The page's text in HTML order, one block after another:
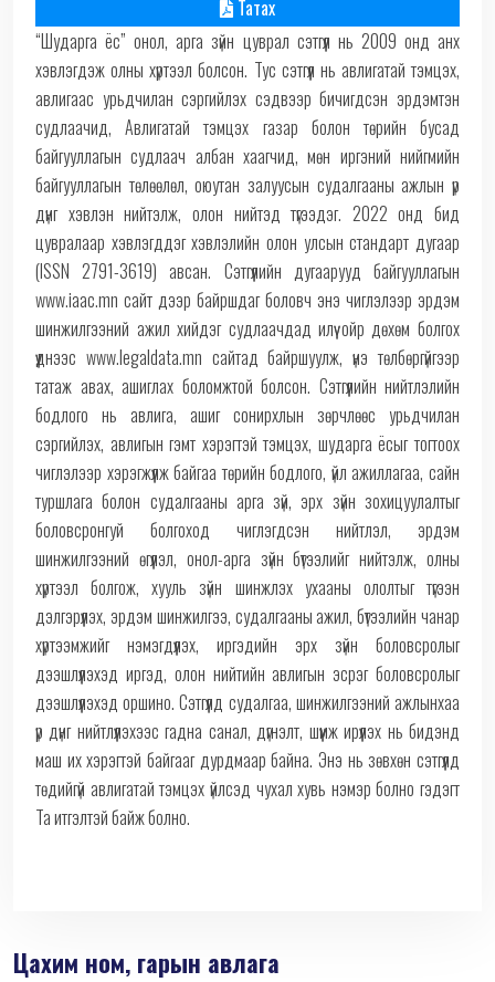
Татах
“Шударга ёс” онол, арга зүйн цуврал сэтгүүл нь 2009 онд анх
хэвлэгдэж олны хүртээл болсон. Тус сэтгүүл нь авлигатай тэмцэх,
авлигаас урьдчилан сэргийлэх сэдвээр бичигдсэн эрдэмтэн
судлаачид, Авлигатай тэмцэх газар болон төрийн бусад
байгууллагын судлаач албан хаагчид, мөн иргэний нийгмийн
байгууллагын төлөөлөл, оюутан залуусын судалгааны ажлын үр
дүнг хэвлэн нийтэлж, олон нийтэд түгээдэг. 2022 онд бид
цувралаар хэвлэгддэг хэвлэлийн олон улсын стандарт дугаар
(ISSN 2791-3619) авсан. Сэтгүүлийн дугаарууд байгууллагын
www.iaac.mn сайт дээр байршдаг боловч энэ чиглэлээр эрдэм
шинжилгээний ажил хийдэг судлаачдад илүү ойр дөхөм болгох
үүднээс www.legaldata.mn сайтад байршуулж, үнэ төлбөргүйгээр
татаж авах, ашиглах боломжтой болсон. Сэтгүүлийн нийтлэлийн
бодлого нь авлига, ашиг сонирхлын зөрчлөөс урьдчилан
сэргийлэх, авлигын гэмт хэрэгтэй тэмцэх, шударга ёсыг тогтоох
чиглэлээр хэрэгжүүлж байгаа төрийн бодлого, үйл ажиллагаа, сайн
туршлага болон судалгааны арга зүй, эрх зүйн зохицуулалтыг
боловсронгуй болгоход чиглэгдсэн нийтлэл, эрдэм
шинжилгээний өгүүлэл, онол-арга зүйн бүтээлийг нийтэлж, олны
хүртээл болгож, хууль зүйн шинжлэх ухааны ололтыг түгээн
дэлгэрүүлэх, эрдэм шинжилгээ, судалгааны ажил, бүтээлийн чанар
хүртээмжийг нэмэгдүүлэх, иргэдийн эрх зүйн боловсролыг
дээшлүүлэхэд иргэд, олон нийтийн авлигын эсрэг боловсролыг
дээшлүүлэхэд оршино. Сэтгүүлд судалгаа, шинжилгээний ажлынхаа
үр дүнг нийтлүүлэхээс гадна санал, дүгнэлт, шүүмж ирүүлэх нь бидэнд
маш их хэрэгтэй байгааг дурдмаар байна. Энэ нь зөвхөн сэтгүүлд
төдийгүй авлигатай тэмцэх үйлсэд чухал хувь нэмэр болно гэдэгт
Та итгэлтэй байж болно.
Цахим ном, гарын авлага